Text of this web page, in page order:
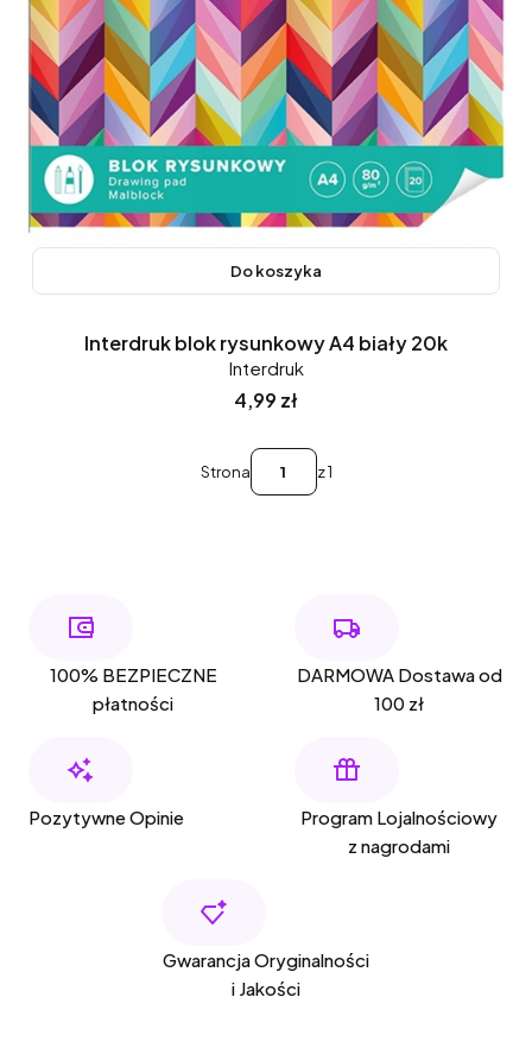
Do koszyka
Interdruk blok rysunkowy A4 biały 20k
Interdruk
Cena
4,99 zł
Strona z 1
100% BEZPIECZNE
płatności
DARMOWA Dostawa od
100 zł
Pozytywne Opinie
Program Lojalnościowy
z nagrodami
Gwarancja Oryginalności
i Jakości